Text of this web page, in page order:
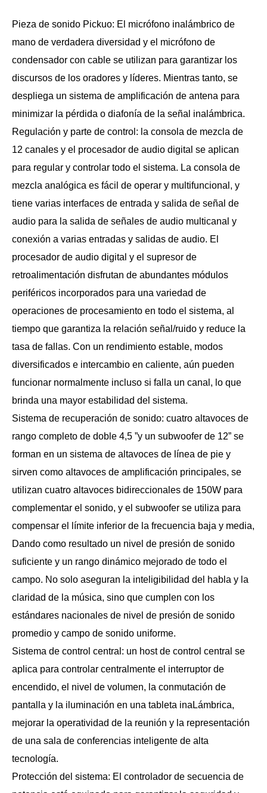
Pieza de sonido Pickuo: El micrófono inalámbrico de
mano de verdadera diversidad y el micrófono de
condensador con cable se utilizan para garantizar los
discursos de los oradores y líderes. Mientras tanto, se
despliega un sistema de amplificación de antena para
minimizar la pérdida o diafonía de la señal inalámbrica.
Regulación y parte de control: la consola de mezcla de
12 canales y el procesador de audio digital se aplican
para regular y controlar todo el sistema. La consola de
mezcla analógica es fácil de operar y multifuncional, y
tiene varias interfaces de entrada y salida de señal de
audio para la salida de señales de audio multicanal y
conexión a varias entradas y salidas de audio. El
procesador de audio digital y el supresor de
retroalimentación disfrutan de abundantes módulos
periféricos incorporados para una variedad de
operaciones de procesamiento en todo el sistema, al
tiempo que garantiza la relación señal/ruido y reduce la
tasa de fallas. Con un rendimiento estable, modos
diversificados e intercambio en caliente, aún pueden
funcionar normalmente incluso si falla un canal, lo que
brinda una mayor estabilidad del sistema.
Sistema de recuperación de sonido: cuatro altavoces de
rango completo de doble 4,5 ”y un subwoofer de 12” se
forman en un sistema de altavoces de línea de pie y
sirven como altavoces de amplificación principales, se
utilizan cuatro altavoces bidireccionales de 150W para
complementar el sonido, y el subwoofer se utiliza para
compensar el límite inferior de la frecuencia baja y media,
Dando como resultado un nivel de presión de sonido
suficiente y un rango dinámico mejorado de todo el
campo. No solo aseguran la inteligibilidad del habla y la
claridad de la música, sino que cumplen con los
estándares nacionales de nivel de presión de sonido
promedio y campo de sonido uniforme.
Sistema de control central: un host de control central se
aplica para controlar centralmente el interruptor de
encendido, el nivel de volumen, la conmutación de
pantalla y la iluminación en una tableta inaLámbrica,
mejorar la operatividad de la reunión y la representación
de una sala de conferencias inteligente de alta
tecnología.
Protección del sistema: El controlador de secuencia de